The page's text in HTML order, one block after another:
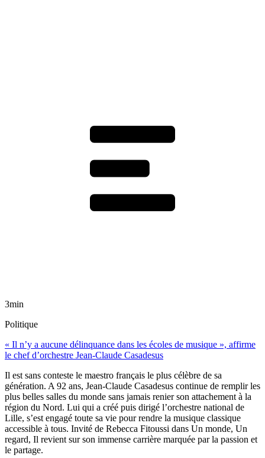
3min
Politique
« Il n’y a aucune délinquance dans les écoles de musique », affirme
le chef d’orchestre Jean-Claude Casadesus
Il est sans conteste le maestro français le plus célèbre de sa
génération. A 92 ans, Jean-Claude Casadesus continue de remplir les
plus belles salles du monde sans jamais renier son attachement à la
région du Nord. Lui qui a créé puis dirigé l’orchestre national de
Lille, s’est engagé toute sa vie pour rendre la musique classique
accessible à tous. Invité de Rebecca Fitoussi dans Un monde, Un
regard, Il revient sur son immense carrière marquée par la passion et
le partage.